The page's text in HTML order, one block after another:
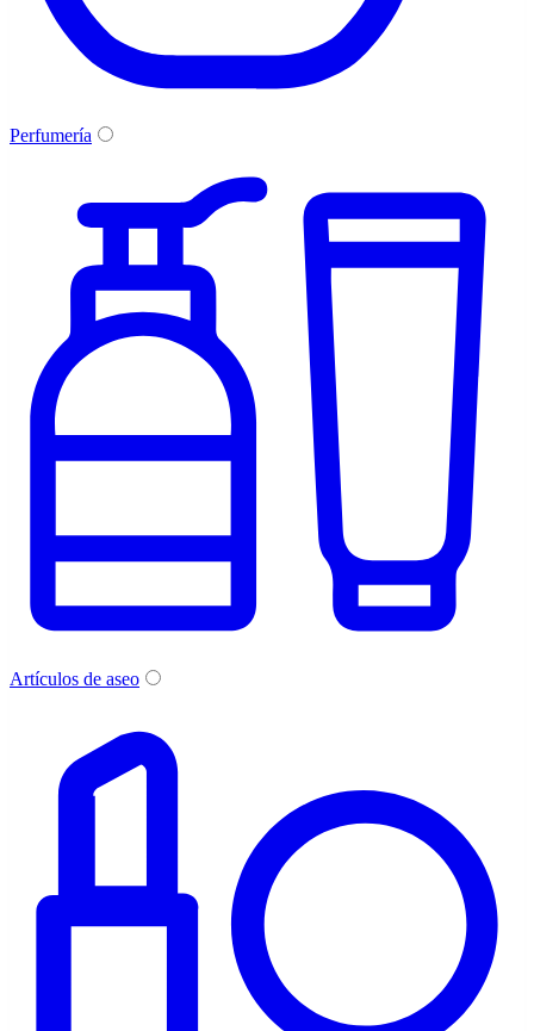
Perfumería
Artículos de aseo